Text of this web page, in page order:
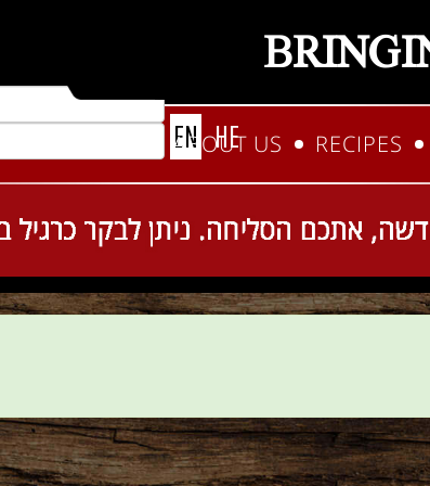
HE
EN RECIPES
ABOUT US
Snacks and Sweets